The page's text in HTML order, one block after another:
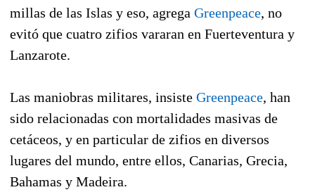
millas de las Islas y eso, agrega Greenpeace, no
evitó que cuatro zifios vararan en Fuerteventura y
Lanzarote.
Las maniobras militares, insiste Greenpeace, han
sido relacionadas con mortalidades masivas de
cetáceos, y en particular de zifios en diversos
lugares del mundo, entre ellos, Canarias, Grecia,
Bahamas y Madeira.